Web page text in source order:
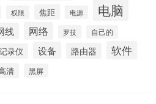
权限 焦距 电源 电脑
线 网络 罗技 自己的
记录仪 设备 路由器
软件
清 黑屏